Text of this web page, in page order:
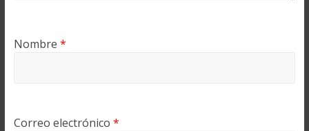
Nombre *
Correo electrónico *